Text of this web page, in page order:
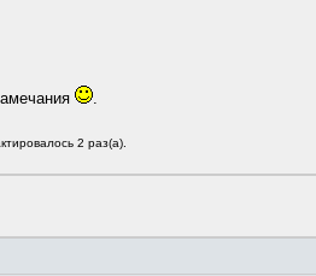
.
2 раз(а).